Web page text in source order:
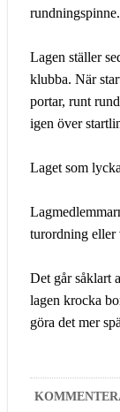
rundningspinne.
Lagen ställer
klubba. När
portar, runt
igen över
Laget som
turordning eller
Det går såklart
lagen krocka
göra det mer